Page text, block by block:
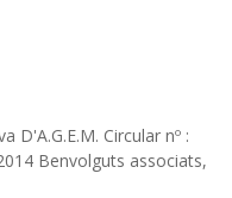
D'A.G.E.M. Circular nº :
Benvolguts associats,